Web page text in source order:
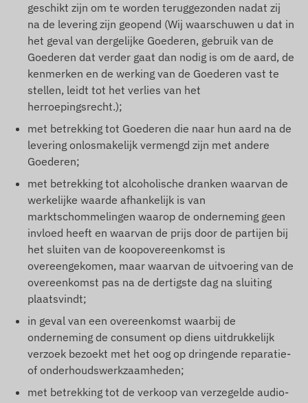
geschikt zijn om te worden teruggezonden nadat zij
na de levering zijn geopend (Wij waarschuwen u dat in
het geval van dergelijke Goederen, gebruik van de
Goederen dat verder gaat dan nodig is om de aard, de
kenmerken en de werking van de Goederen vast te
stellen, leidt tot het verlies van het
herroepingsrecht.);
met betrekking tot Goederen die naar hun aard na de
levering onlosmakelijk vermengd zijn met andere
Goederen;
met betrekking tot alcoholische dranken waarvan de
werkelijke waarde afhankelijk is van
marktschommelingen waarop de onderneming geen
invloed heeft en waarvan de prijs door de partijen bij
het sluiten van de koopovereenkomst is
overeengekomen, maar waarvan de uitvoering van de
overeenkomst pas na de dertigste dag na sluiting
plaatsvindt;
in geval van een overeenkomst waarbij de
onderneming de consument op diens uitdrukkelijk
verzoek bezoekt met het oog op dringende reparatie-
of onderhoudswerkzaamheden;
met betrekking tot de verkoop van verzegelde audio-